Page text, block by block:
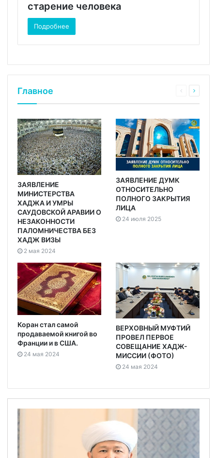
старение человека
Подробнее
Главное
ЗАЯВЛЕНИЕ
МИНИСТЕРСТВА
ХАДЖА И УМРЫ
САУДОВСКОЙ АРАВИИ О
НЕЗАКОННОСТИ
ПАЛОМНИЧЕСТВА БЕЗ
ХАДЖ ВИЗЫ
2 мая 2024
ЗАЯВЛЕНИЕ ДУМК
ОТНОСИТЕЛЬНО
ПОЛНОГО ЗАКРЫТИЯ
ЛИЦА
24 июля 2025
Коран стал самой
продаваемой книгой во
Франции и в США.
24 мая 2024
ВЕРХОВНЫЙ МУФТИЙ
ПРОВЕЛ ПЕРВОЕ
СОВЕЩАНИЕ ХАДЖ-
МИССИИ (ФОТО)
24 мая 2024